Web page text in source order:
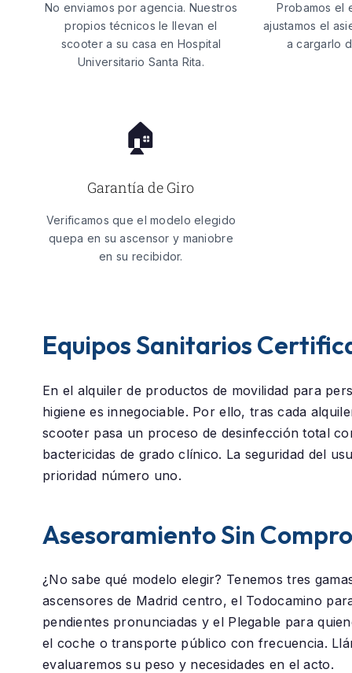
No enviamos por agencia. Nuestros
propios técnicos le llevan el
scooter a su casa en Hospital
Universitario Santa Rita.
Probamos el
ajustamos el
a cargarlo
🏠
Garantía de Giro
Verificamos que el modelo elegido
quepa en su ascensor y maniobre
en su recibidor.
Equipos Sanitarios
En el alquiler de productos de movilidad para
higiene es innegociable. Por ello, tras cada
scooter pasa un proceso de desinfección total
bactericidas de grado clínico. La seguridad del
prioridad número uno.
Asesoramiento Sin
¿No sabe qué modelo elegir? Tenemos tres
ascensores de Madrid centro, el Todocamino
pendientes pronunciadas y el Plegable para
el coche o transporte público con frecuencia.
evaluaremos su peso y necesidades en el acto.